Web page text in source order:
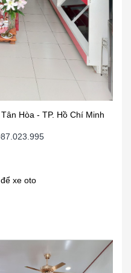
Hòa - TP. Hồ Chí Minh
xe oto